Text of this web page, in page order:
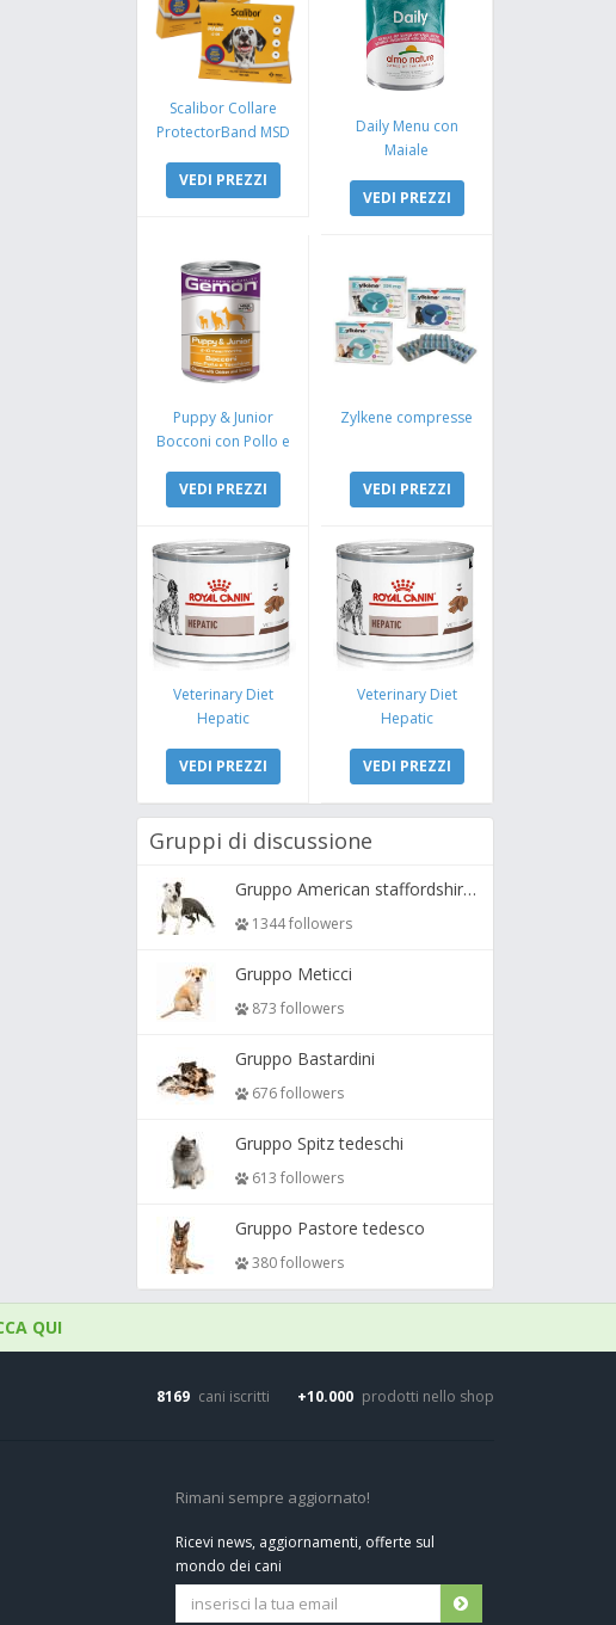
Scalibor Collare
ProtectorBand MSD
VEDI PREZZI
Daily Menu con
Maiale
VEDI PREZZI
Puppy & Junior
Bocconi con Pollo e
VEDI PREZZI
Zylkene compresse
VEDI PREZZI
Veterinary Diet
Hepatic
VEDI PREZZI
Veterinary Diet
Hepatic
VEDI PREZZI
Gruppi di discussione
Gruppo American staffordshire terrier ( amstaff, amastaff )
1344 followers
Gruppo Meticci
873 followers
Gruppo Bastardini
676 followers
Gruppo Spitz tedeschi
613 followers
Gruppo Pastore tedesco
380 followers
QUI
8169 cani iscritti +10.000 prodotti nello shop
Rimani sempre aggiornato!
Ricevi news, aggiornamenti, offerte sul
mondo dei cani